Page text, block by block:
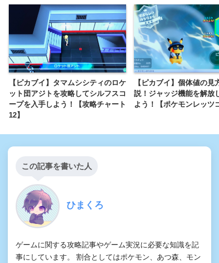
【ピカブイ】タマムシシティのロケ
ット団アジトを攻略してシルフスコ
ープを入手しよう！【攻略チャート
12】
【ピカブイ】個体値の見
説！ジャッジ機能を解放
よう！【ポケモンレッツ
この記事を書いた人
ひまくろ
ゲームに関する攻略記事やゲーム実況に必要な知識を記
事にしています。 割合としてはポケモン、あつ森、モン